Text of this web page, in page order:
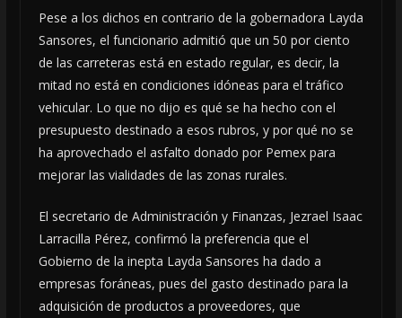
Pese a los dichos en contrario de la gobernadora Layda
Sansores, el funcionario admitió que un 50 por ciento
de las carreteras está en estado regular, es decir, la
mitad no está en condiciones idóneas para el tráfico
vehicular. Lo que no dijo es qué se ha hecho con el
presupuesto destinado a esos rubros, y por qué no se
ha aprovechado el asfalto donado por Pemex para
mejorar las vialidades de las zonas rurales.
El secretario de Administración y Finanzas, Jezrael Isaac
Larracilla Pérez, confirmó la preferencia que el
Gobierno de la inepta Layda Sansores ha dado a
empresas foráneas, pues del gasto destinado para la
adquisición de productos a proveedores, que